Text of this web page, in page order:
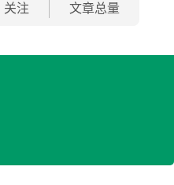
关注 文章总量